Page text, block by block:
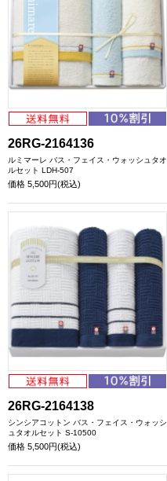
26RG-2164136
ルミマーレ バス・フェイス・ウォッシュタオ
ルセット LDH-507
価格 5,500円(税込)
26RG-2164138
シンシアコットン バス・フェイス・ウォッシ
ュタオルセット S-10500
価格 5,500円(税込)